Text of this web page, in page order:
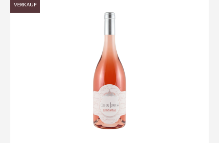
VERKAUF